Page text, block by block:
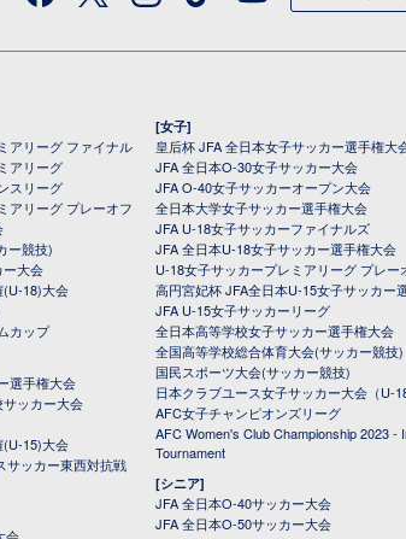
アリーグ ファイナル
アリーグ
スリーグ
アリーグ プレーオフ
ー競技)
大会
(U-18)大会
カップ
選手権大会
ッカー大会
(U-15)大会
サッカー東西対抗戦
[女子]
皇后杯 JFA 全日本女子サッカー選手権大
JFA 全日本O-30女子サッカー大会
JFA O-40女子サッカーオープン大会
全日本大学女子サッカー選手権大会
JFA U-18女子サッカーファイナルズ
JFA 全日本U-18女子サッカー選手権大会
U-18女子サッカープレミアリーグ プレー
高円宮妃杯 JFA全日本U-15女子サッカー
JFA U-15女子サッカーリーグ
全日本高等学校女子サッカー選手権大会
全国高等学校総合体育大会(サッカー競技)
国民スポーツ大会(サッカー競技)
日本クラブユース女子サッカー大会（U-18
AFC女子チャンピオンズリーグ
AFC Women's Club Championship 2023 -
Tournament
[シニア]
JFA 全日本O-40サッカー大会
JFA 全日本O-50サッカー大会